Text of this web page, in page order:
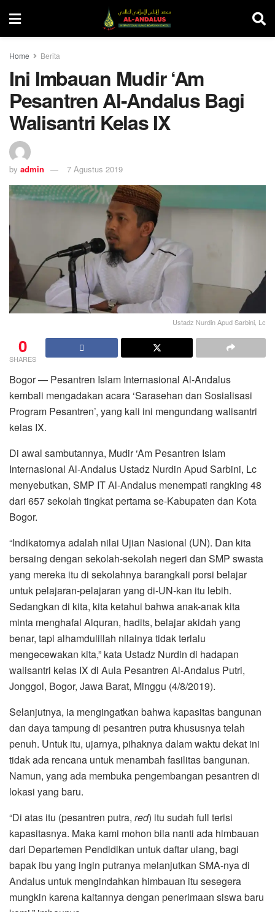
Home Berita
Ini Imbauan Mudir ‘Am
Pesantren Al-Andalus Bagi
Walisantri Kelas IX
by admin 7 Agustus 2019
Ustadz Nurdin Apud Sarbini, Lc
0
SHARES
Bogor — Pesantren Islam Internasional Al-Andalus
kembali mengadakan acara ‘Sarasehan dan Sosialisasi
Program Pesantren’, yang kali ini mengundang walisantri
kelas IX.
Di awal sambutannya, Mudir ‘Am Pesantren Islam
Internasional Al-Andalus Ustadz Nurdin Apud Sarbini, Lc
menyebutkan, SMP IT Al-Andalus menempati rangking 48
dari 657 sekolah tingkat pertama se-Kabupaten dan Kota
Bogor.
“Indikatornya adalah nilai Ujian Nasional (UN). Dan kita
bersaing dengan sekolah-sekolah negeri dan SMP swasta
yang mereka itu di sekolahnya barangkali porsi belajar
untuk pelajaran-pelajaran yang di-UN-kan itu lebih.
Sedangkan di kita, kita ketahui bahwa anak-anak kita
minta menghafal Alquran, hadits, belajar akidah yang
benar, tapi alhamdulillah nilainya tidak terlalu
mengecewakan kita,” kata Ustadz Nurdin di hadapan
walisantri kelas IX di Aula Pesantren Al-Andalus Putri,
Jonggol, Bogor, Jawa Barat, Minggu (4/8/2019).
Selanjutnya, ia mengingatkan bahwa kapasitas bangunan
dan daya tampung di pesantren putra khususnya telah
penuh. Untuk itu, ujarnya, pihaknya dalam waktu dekat ini
tidak ada rencana untuk menambah fasilitas bangunan.
Namun, yang ada membuka pengembangan pesantren di
lokasi yang baru.
“Di atas itu (pesantren putra, red) itu sudah full terisi
kapasitasnya. Maka kami mohon bila nanti ada himbauan
dari Departemen Pendidikan untuk daftar ulang, bagi
bapak ibu yang ingin putranya melanjutkan SMA-nya di
Andalus untuk mengindahkan himbauan itu sesegera
mungkin karena kaitannya dengan penerimaan siswa baru